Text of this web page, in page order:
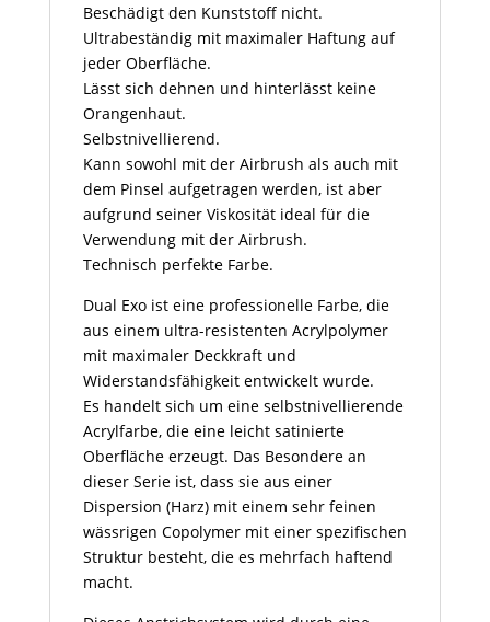
Beschädigt den Kunststoff nicht.
Ultrabeständig mit maximaler Haftung auf
jeder Oberfläche.
Lässt sich dehnen und hinterlässt keine
Orangenhaut.
Selbstnivellierend.
Kann sowohl mit der Airbrush als auch mit
dem Pinsel aufgetragen werden, ist aber
aufgrund seiner Viskosität ideal für die
Verwendung mit der Airbrush.
Technisch perfekte Farbe.
Dual Exo ist eine professionelle Farbe, die
aus einem ultra-resistenten Acrylpolymer
mit maximaler Deckkraft und
Widerstandsfähigkeit entwickelt wurde.
Es handelt sich um eine selbstnivellierende
Acrylfarbe, die eine leicht satinierte
Oberfläche erzeugt. Das Besondere an
dieser Serie ist, dass sie aus einer
Dispersion (Harz) mit einem sehr feinen
wässrigen Copolymer mit einer spezifischen
Struktur besteht, die es mehrfach haftend
macht.